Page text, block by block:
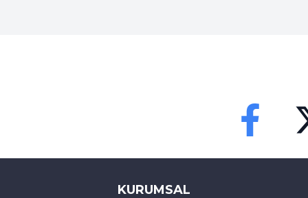
Günlük değerin yüzde 27’si
KURUMSAL